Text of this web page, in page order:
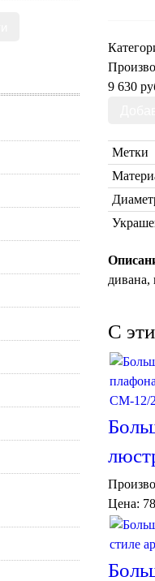
9 630
Метки
дивана,
C
Цена: